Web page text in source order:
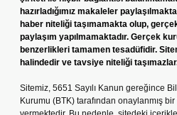
hazırladığımız makaleler
haber niteliği taşımamakta olup,
paylaşım yapılmamaktadır. Gerçek
benzerlikleri tamamen tesadüfidir.
halindedir ve tavsiye niteliği
Sitemiz, 5651 Sayılı Kanun gereğince
Kurumu (BTK) tarafından onaylanmış